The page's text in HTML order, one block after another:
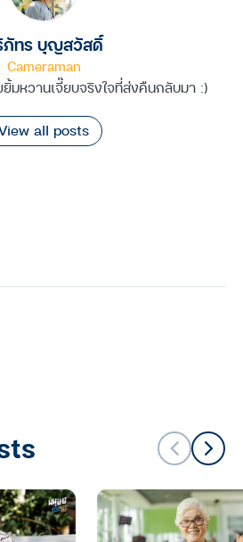
ภัทร บุญสวัสดิ์
Cameraman
มหวานเจี๊ยบจริงใจที่ส่งคืนกลับมา :)
all posts